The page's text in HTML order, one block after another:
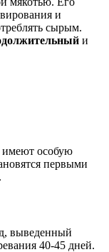
и
сырым.
и
имеют особую
первыми
выведенный
40-45 дней.